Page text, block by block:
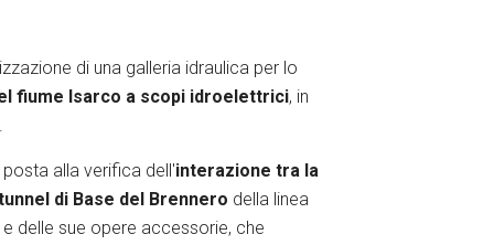
di una galleria idraulica per lo
fiume Isarco a scopi idroelettrici, in
alla verifica dell'interazione tra la
di Base del Brennero della linea
delle sue opere accessorie, che